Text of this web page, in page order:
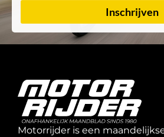
Inschrijven
Motorrijder is een